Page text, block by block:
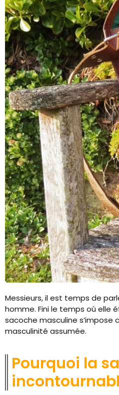
Messieurs, il est temps de
homme. Fini le temps où elle
sacoche masculine s’impose
masculinité assumée.
Pourquoi la